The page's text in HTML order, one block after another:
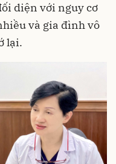
diện với nguy cơ
và gia đình vô
lại.